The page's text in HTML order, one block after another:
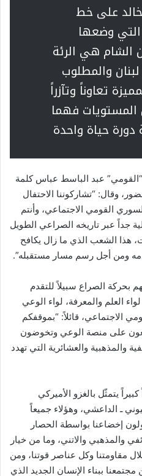
على خط
وضعها
الشام هي الرئة
والمطلوب
تعاوناً وتآزراً
فهما
دورة حياة واحدة
عبد الباسط عباس كلمة
وقال: “تشاركوننا الاحتفال
القومي الاجتماعي، وأنتم
جداً عبر تاريخه الصراعي الطويل
هذا الشعب الذي ما زال يكافح
ومن أجل رسم مسار مستقبله”.
بحركة الصراع سبيلاً للتقدم
العلم والمعرفة، لواء الوعي
الاجتماعي، قائلاً: “بموقفكم
على منصة الوعي وتخوضون
والمذهبية والعشائرية التي تهدد
يتمثّل بالغزو الأميركي
ـ الداعشي، وهؤلاء جميعاً
إخضاعنا بواسطة الحصار
والمذهبي والاتني، وما من خيار
مقاومتنا وكل عناصر قوتنا، ومن
ببناء الإنسان الجديد الذي